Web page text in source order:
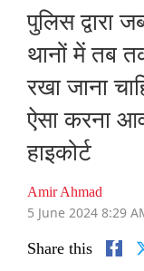
पुलिस द्वारा
थानों में तब
रखा जाना
ऐसा करना
हाइकोर्ट
Amir Ahmad
5 June 2024 8:29
Share this